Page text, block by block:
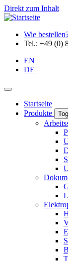
Direkt zum Inhalt
Wie
Tel.: +49 (0)
EN
DE
Startseite
Produkte